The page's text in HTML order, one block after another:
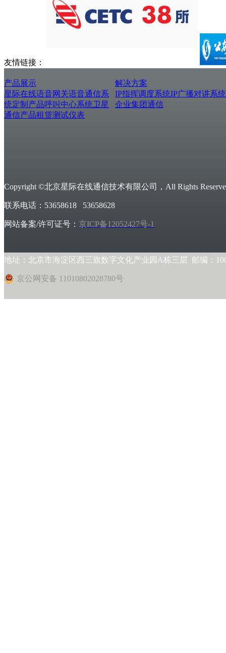
友情链接：
产品展示
星际在线语音网关语音通信系
统定制产品呼叫中心系统卫星
通信产品租赁测试仪表
解决方案
IP指挥调度系统IP广播对讲系统
企业集团通信
Copyright ©北京星际在线通信技术有限公司，All Rights
联系电话：53658618 53658628
网站备案/许可证号： 京ICP备12052427号-1
地址：北京市海淀区西三旗数字文化产业园A栋三层 邮编：
京公网安备 11010802028780号